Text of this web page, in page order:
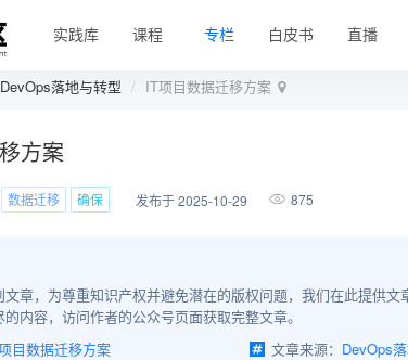
实践库 课程 专栏 白皮书 直播
DevOps落地与转型 IT项目数据迁移方案
方案
数据迁移 确保 发布于 2025-10-29 875
章，为尊重知识产权并避免潜在的版权问题，我们在此提供文
内容，访问作者的公众号页面获取完整文章。
目数据迁移方案 文章来源： DevOps